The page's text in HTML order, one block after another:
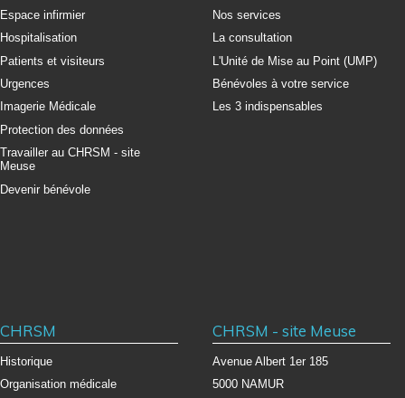
Espace infirmier
Hospitalisation
Patients et visiteurs
Urgences
Imagerie Médicale
Protection des données
Travailler au CHRSM - site
Meuse
Devenir bénévole
Nos services
La consultation
L'Unité de Mise au Point (UMP)
Bénévoles à votre service
Les 3 indispensables
CHRSM
Historique
Organisation médicale
CHRSM - site Meuse
Avenue Albert 1er 185
5000 NAMUR